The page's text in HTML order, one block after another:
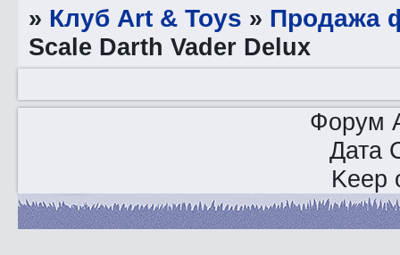
» Клуб Art & Toys » Продажа
Scale Darth Vader Delux
Форум
Дата
Keep